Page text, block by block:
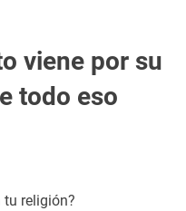
viene por su
todo eso
tu religión?